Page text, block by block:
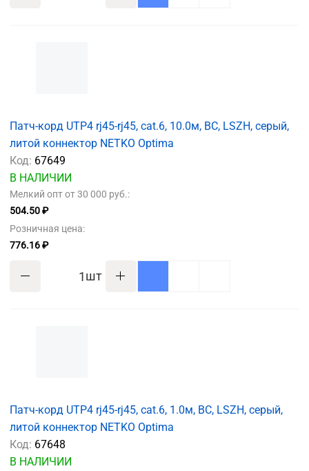
Патч-корд UTP4 rj45-rj45, cat.6, 10.0м, BC, LSZH, серый,
литой коннектор NETKO Optima
Код: 67649
В НАЛИЧИИ
Мелкий опт от 30 000 руб.:
504.50 ₽
Розничная цена:
776.16 ₽
шт
Патч-корд UTP4 rj45-rj45, cat.6, 1.0м, BC, LSZH, серый,
литой коннектор NETKO Optima
Код: 67648
В НАЛИЧИИ